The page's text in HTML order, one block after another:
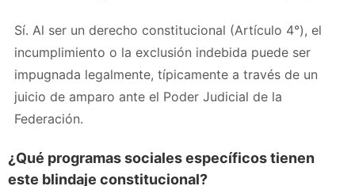
Sí. Al ser un derecho constitucional (Artículo 4°), el
incumplimiento o la exclusión indebida puede ser
impugnada legalmente, típicamente a través de un
juicio de amparo ante el Poder Judicial de la
Federación.
¿Qué programas sociales específicos tienen
este blindaje constitucional?